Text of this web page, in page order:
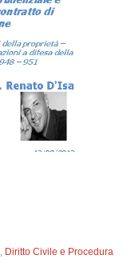
, Diritto Civile e Procedura